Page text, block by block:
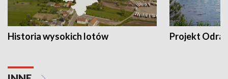
Historia wysokich lotów Projekt Odra